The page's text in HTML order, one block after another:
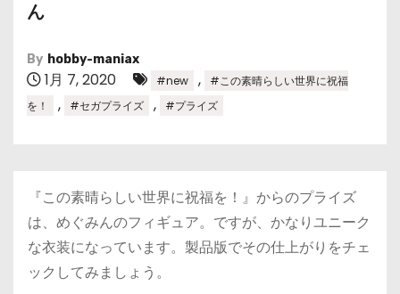
ん
By hobby-maniax
1月 7, 2020 #new ,
#この素晴らしい世界に祝福
を！
, #セガプライズ , #プライズ
『この素晴らしい世界に祝福を！』からのプライズ
は、めぐみんのフィギュア。ですが、かなりユニーク
な衣装になっています。製品版でその仕上がりをチェ
ックしてみましょう。